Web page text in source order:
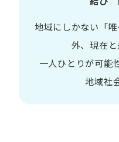
地域に​しかない​「唯
外、​現在と​
一人​ひとりが​可能
地域社